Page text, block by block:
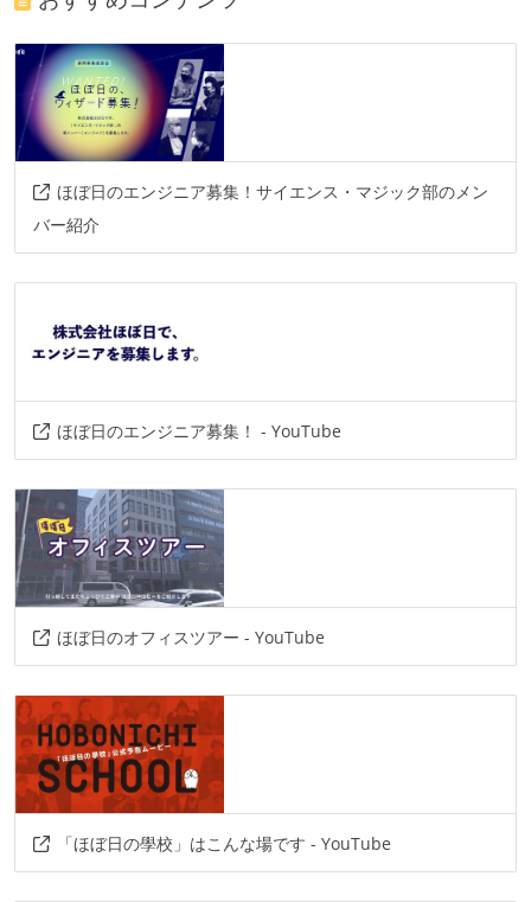
ほぼ日のエンジニア募集！サイエンス・マジック部のメン
バー紹介
ほぼ日のエンジニア募集！ - YouTube
ほぼ日のオフィスツアー - YouTube
「ほぼ日の學校」はこんな場です - YouTube